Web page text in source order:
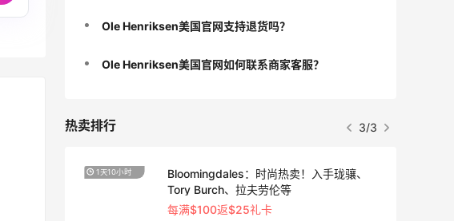
Ole Henriksen美国官网支持退货吗？
Ole Henriksen美国官网如何联系商家客服？
热卖排行 3/3
运动鞋
1天10小时
Bloomingdales：时尚热卖！入手珑骧、
Tory Burch、拉夫劳伦等
每满$100返$25礼卡